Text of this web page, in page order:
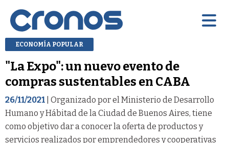
ECONOMÍA POPULAR
"La Expo": un nuevo evento de
compras sustentables en CABA
26/11/2021 | Organizado por el Ministerio de Desarrollo
Humano y Hábitad de la Ciudad de Buenos Aires, tiene
como objetivo dar a conocer la oferta de productos y
servicios realizados por emprendedores y cooperativas